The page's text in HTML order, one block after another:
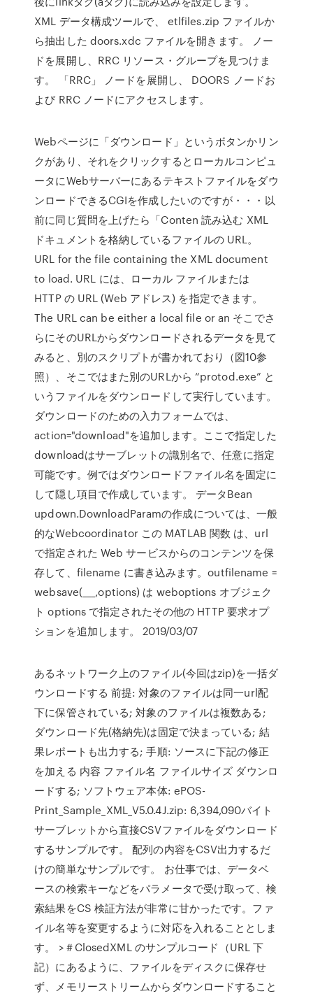
XML データ構成ツールで、 etlfiles.zip ファイルか
ら抽出した doors.xdc ファイルを開きます。 ノー
ドを展開し、RRC リソース・グループを見つけま
す。 「RRC」 ノードを展開し、 DOORS ノードお
よび RRC ノードにアクセスします。
Webページに「ダウンロード」というボタンかリン
クがあり、それをクリックするとローカルコンピュ
ータにWebサーバーにあるテキストファイルをダウ
ンロードできるCGIを作成したいのですが・・・以
前に同じ質問を上げたら「Conten 読み込む XML
ドキュメントを格納しているファイルの URL。
URL for the file containing the XML document
to load. URL には、ローカル ファイルまたは
HTTP の URL (Web アドレス) を指定できます。
The URL can be either a local file or an そこでさ
らにそのURLからダウンロードされるデータを見て
みると、別のスクリプトが書かれており（図10参
照）、そこではまた別のURLから “protod.exe” と
いうファイルをダウンロードして実行しています。
ダウンロードのための入力フォームでは、
action="download"を追加します。ここで指定した
downloadはサーブレットの識別名で、任意に指定
可能です。例ではダウンロードファイル名を固定に
して隠し項目で作成しています。 データBean
updown.DownloadParamの作成については、一般
的なWebcoordinator この MATLAB 関数 は、url
で指定された Web サービスからのコンテンツを保
存して、filename に書き込みます。outfilename =
websave(___,options) は weboptions オブジェク
ト options で指定されたその他の HTTP 要求オプ
ションを追加します。 2019/03/07
あるネットワーク上のファイル(今回はzip)を一括ダ
ウンロードする 前提: 対象のファイルは同一url配
下に保管されている; 対象のファイルは複数ある;
ダウンロード先(格納先)は固定で決まっている; 結
果レポートも出力する; 手順: ソースに下記の修正
を加える 内容 ファイル名 ファイルサイズ ダウンロ
ードする; ソフトウェア本体: ePOS-
Print_Sample_XML_V5.0.4J.zip: 6,394,090バイト
サーブレットから直接CSVファイルをダウンロード
するサンプルです。 配列の内容をCSV出力するだ
けの簡単なサンプルです。 お仕事では、データベ
ースの検索キーなどをパラメータで受け取って、検
索結果をCS 検証方法が非常に甘かったです。ファ
イル名等を変更するように対応を入れることとしま
す。 >＃ClosedXML のサンプルコード（URL 下
記）にあるように、ファイルをディスクに保存せ
ず、メモリーストリームからダウンロードすること